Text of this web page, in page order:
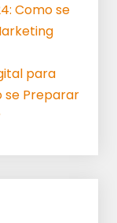
Como se
para
se Preparar